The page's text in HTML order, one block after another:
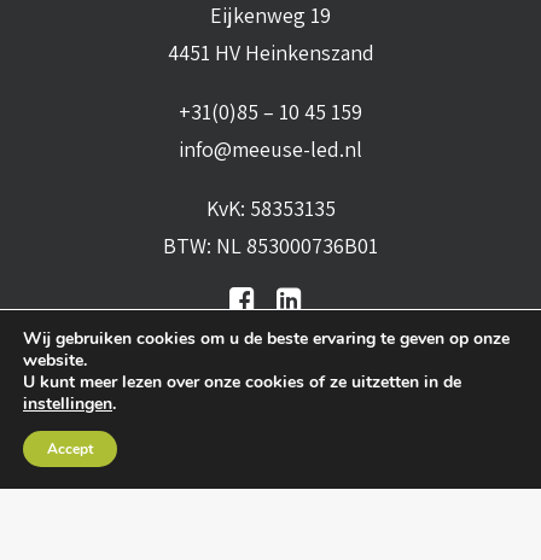
Eijkenweg 19
4451 HV Heinkenszand
+31(0)85 – 10 45 159
info@meeuse-led.nl
KvK: 58353135
BTW: NL 853000736B01
leveringsvoorwaarden
Wij gebruiken cookies om u de beste ervaring te geven op onze
website.
U kunt meer lezen over onze cookies of ze uitzetten in de
instellingen.
Accept